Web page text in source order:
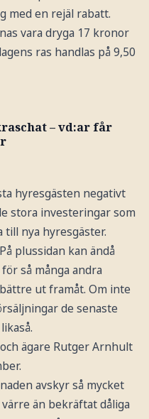
med en rejäl rabatt.
vara dryga 17 kronor
ras handlas på 9,50
– vd:ar får
hyresgästen negativt
stora investeringar som
till nya hyresgäster.
plussidan kan ändå
så många andra
ut framåt. Om inte
de senaste
ägare Rutger Arnhult
avskyr så mycket
än bekräftat dåliga